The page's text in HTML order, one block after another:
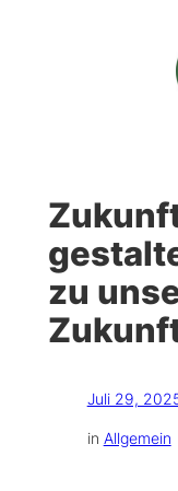
zu
Juli 29,
in Allgemein